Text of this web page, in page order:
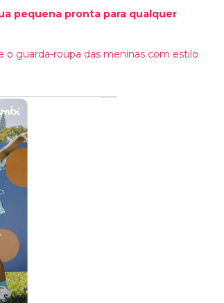
pequena pronta para qualquer
guarda-roupa das meninas com estilo